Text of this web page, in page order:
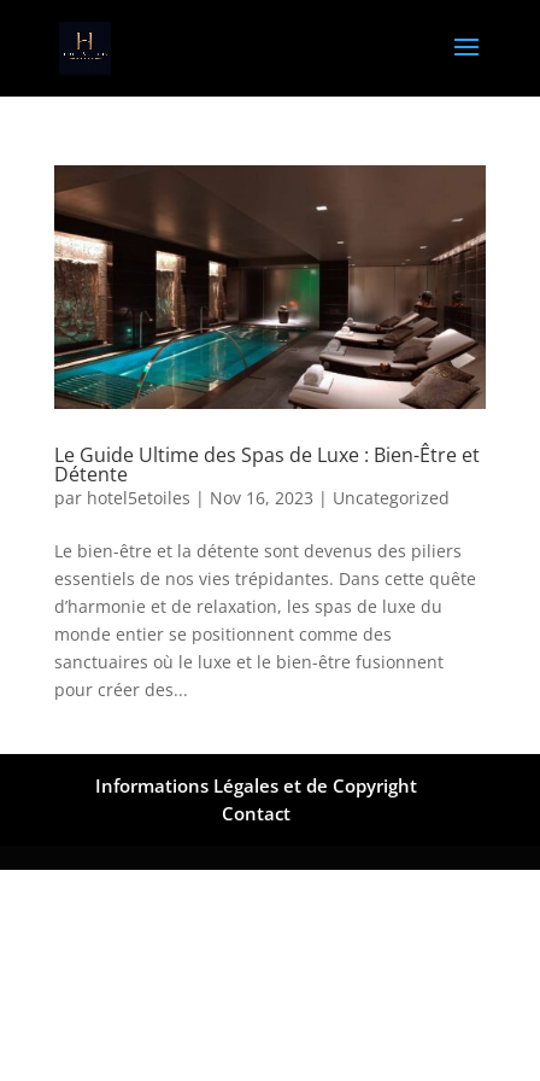
Le Guide Ultime des Spas de Luxe : Bien-Être et
Détente
par hotel5etoiles | Nov 16, 2023 | Uncategorized
Le bien-être et la détente sont devenus des piliers
essentiels de nos vies trépidantes. Dans cette quête
d’harmonie et de relaxation, les spas de luxe du
monde entier se positionnent comme des
sanctuaires où le luxe et le bien-être fusionnent
pour créer des...
Informations Légales et de Copyright
Contact